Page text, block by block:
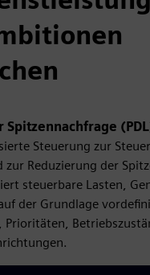
Spitzennachfrage
Steuerung zur
zur Reduzierung der
steuerbare Lasten,
der Grundlage
Prioritäten,